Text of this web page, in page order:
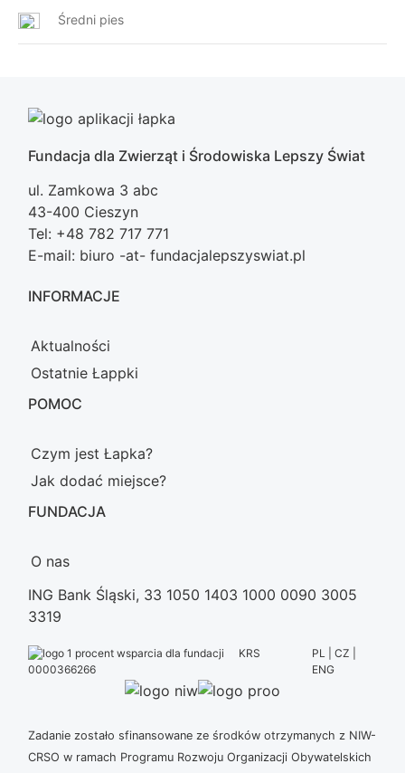
Średni pies
Fundacja dla Zwierząt i Środowiska Lepszy Świat
ul. Zamkowa 3 abc
43-400 Cieszyn
Tel: +48 782 717 771
E-mail: biuro -at- fundacjalepszyswiat.pl
INFORMACJE
Aktualności
Ostatnie Łappki
POMOC
Czym jest Łapka?
Jak dodać miejsce?
FUNDACJA
O nas
ING Bank Śląski, 33 1050 1403 1000 0090 3005
3319
KRS
0000366266
PL | CZ |
ENG
Zadanie zostało sfinansowane ze środków otrzymanych z NIW-
CRSO w ramach Programu Rozwoju Organizacji Obywatelskich